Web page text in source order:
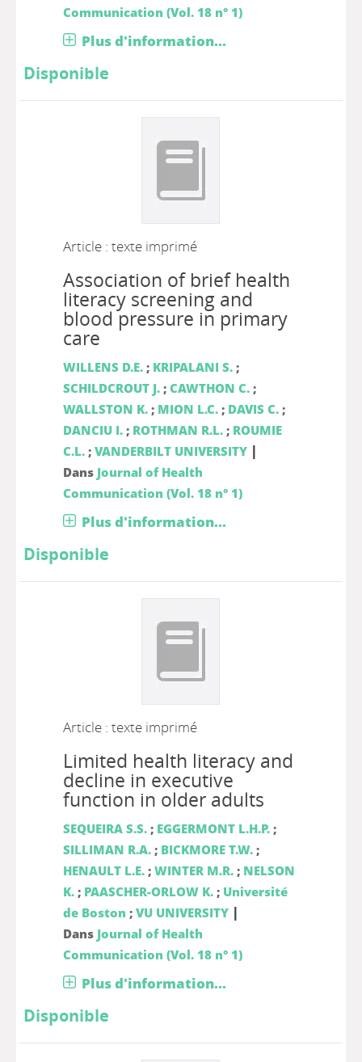
Communication (Vol. 18 n° 1)
Plus d'information...
Disponible
Article : texte imprimé
Association of brief health
literacy screening and
blood pressure in primary
care
WILLENS D.E.; KRIPALANI S.;
SCHILDCROUT J.; CAWTHON C.;
WALLSTON K.; MION L.C.; DAVIS C.;
DANCIU I.; ROTHMAN R.L.; ROUMIE
C.L.; VANDERBILT UNIVERSITY |
Dans Journal of Health
Communication (Vol. 18 n° 1)
Plus d'information...
Disponible
Article : texte imprimé
Limited health literacy and
decline in executive
function in older adults
SEQUEIRA S.S.; EGGERMONT L.H.P.;
SILLIMAN R.A.; BICKMORE T.W.;
HENAULT L.E.; WINTER M.R.; NELSON
K.; PAASCHER-ORLOW K.; Université
de Boston ; VU UNIVERSITY |
Dans Journal of Health
Communication (Vol. 18 n° 1)
Plus d'information...
Disponible